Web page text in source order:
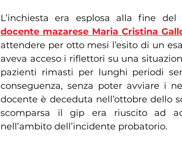
L’inchiesta era esplosa alla fine
docente mazarese Maria Cristina
attendere per otto mesi l’esito di un
aveva acceso i riflettori su una
pazienti rimasti per lunghi periodi
conseguenza, senza poter avviare i
docente è deceduta nell’ottobre dello
scomparsa il gip era riuscito ad
nell’ambito dell’incidente probatorio.